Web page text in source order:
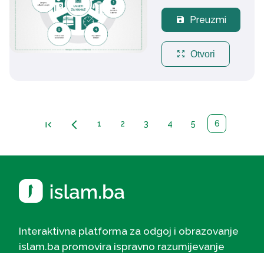
save Preuzmi
zoom_out_map Otvori
first_page arrow_back_ios_new 1 2 3 4 5 6
Interaktivna platforma za odgoj i obrazovanje
islam.ba promovira ispravno razumijevanje